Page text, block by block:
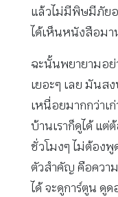
แล้วไม่มีพิษมีภัยอ
ได้เห็นหนังสือมา
ฉะนั้นพยายามอ
เยอะๆ เลย มันส
เหนื่อยมากกว่าเ
บ้านเราก็ดูได้ แต่
ชั่วโมงๆ ไม่ต้องพู
ตัวสำคัญ คือควา
ได้ จะดูการ์ตูน ดู